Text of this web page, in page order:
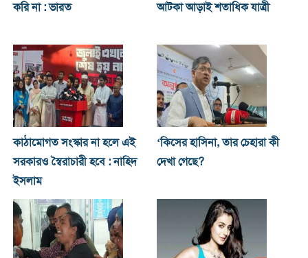
করি না : ভারত
আটকা আড়াই শতাধিক যাত্রী
কাঠামোগত সংস্কার না হলে এই
সরকারও স্বৈরাচারী হবে : নাহিদ
ইসলাম
‘কিসের হাসিনা, তার চেহারা কী
দেখা গেছে?